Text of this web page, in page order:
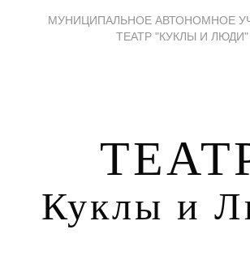
МУНИЦИПАЛЬНОЕ АВТОНОМНОЕ
ТЕАТР "КУКЛЫ И ЛЮДИ"
Куклы и